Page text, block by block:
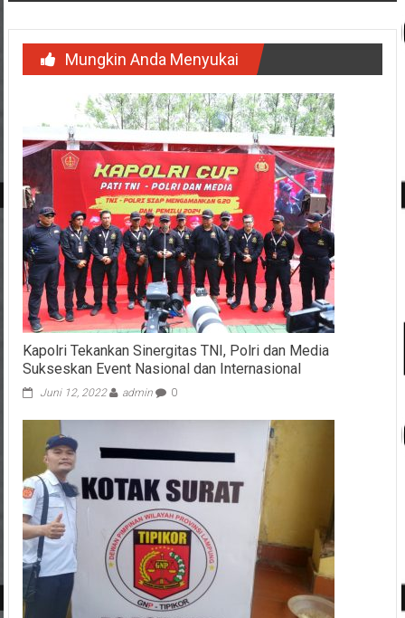
Mungkin Anda Menyukai
Kapolri Tekankan Sinergitas TNI, Polri dan Media
Sukseskan Event Nasional dan Internasional
Juni 12, 2022 admin 0